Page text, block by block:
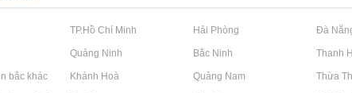
Rao vặt tại TP.Hồ Chí Minh Rao vặt tại Hải Phòng Rao vặt tại Đà
Rao vặt tại Quảng Ninh Rao vặt tại Bắc Ninh Rao vặt tại Thanh
bắc khác
Rao vặt tại Khánh Hoà Rao vặt tại Quảng Nam Rao vặt tại Thừa